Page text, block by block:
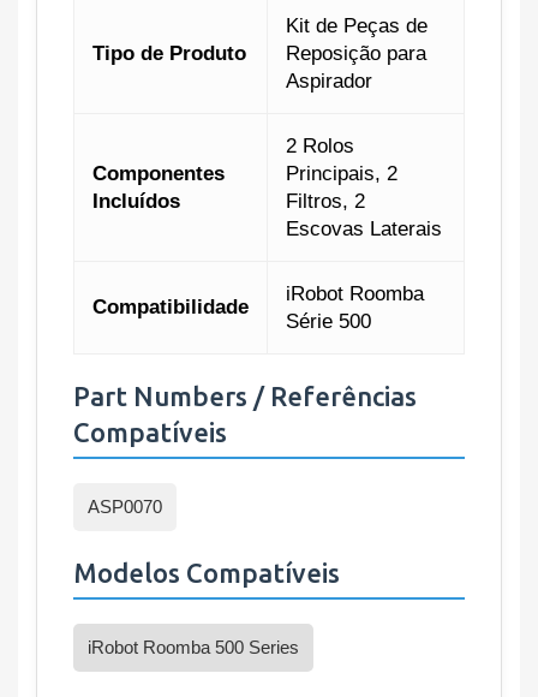
Tipo de Produto
Kit de Peças de
Reposição para
Aspirador
Componentes
Incluídos
2 Rolos
Principais, 2
Filtros, 2
Escovas Laterais
Compatibilidade
iRobot Roomba
Série 500
Part Numbers / Referências
Compatíveis
ASP0070
Modelos Compatíveis
iRobot Roomba 500 Series